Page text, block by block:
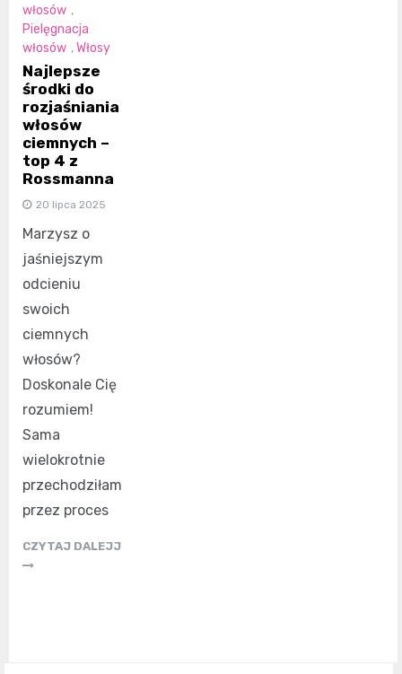
włosów ,
Pielęgnacja
włosów ,Włosy
Najlepsze
środki do
rozjaśniania
włosów
ciemnych –
top 4 z
Rossmanna
20 lipca 2025
Marzysz o
jaśniejszym
odcieniu
swoich
ciemnych
włosów?
Doskonale Cię
rozumiem!
Sama
wielokrotnie
przechodziłam
przez proces
CZYTAJ DALEJJ